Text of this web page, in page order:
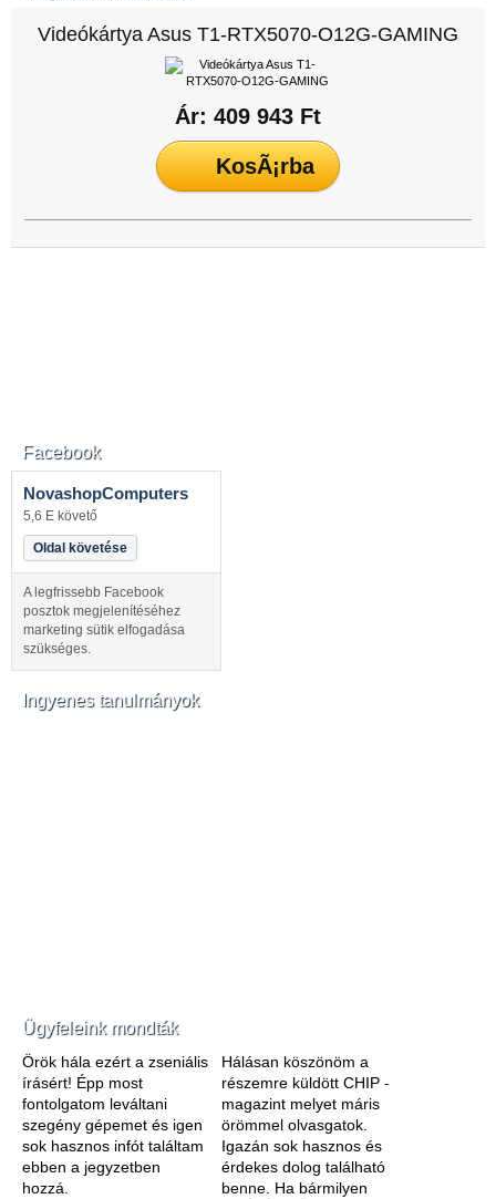
Videókártya Asus T1-RTX5070-O12G-GAMING
Ár: 409 943 Ft
Facebook
NovashopComputers
5,6 E követő
Oldal követése
A legfrissebb Facebook
posztok megjelenítéséhez
marketing sütik elfogadása
szükséges.
Ingyenes tanulmányok
Ügyfeleink mondták
Örök hála ezért a zseniális
írásért! Épp most
fontolgatom leváltani
szegény gépemet és igen
sok hasznos infót találtam
ebben a jegyzetben
hozzá.
Hálásan köszönöm a
részemre küldött CHIP -
magazint melyet máris
örömmel olvasgatok.
Igazán sok hasznos és
érdekes dolog található
benne. Ha bármilyen